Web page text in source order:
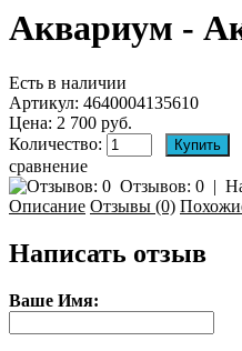
Аквариум -
Есть в наличии
Артикул: 4640004135610
Цена: 2 700 руб.
Количество:
сравнение
Отзывов: 0 |
Описание Отзывы (0)
Написать отзыв
Ваше Имя: